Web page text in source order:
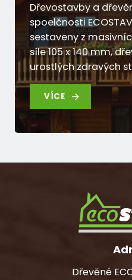
Dřevostavby a
spoelčnosti
sestaveny z
síle 105 x 140 mm,
urostlých zdravých
VÍCE
Dřevěné